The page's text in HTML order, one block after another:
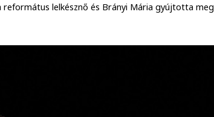
lelkésznő és Brányi Mária gyújtotta meg